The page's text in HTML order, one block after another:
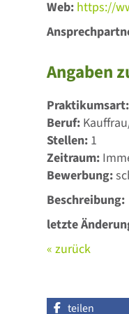
Web: https://
Angaben
Praktikumsart:
Beruf:
Stellen: 1
Zeitraum:
Bewerbung:
Beschreibung:
letzte
« zurück
teilen